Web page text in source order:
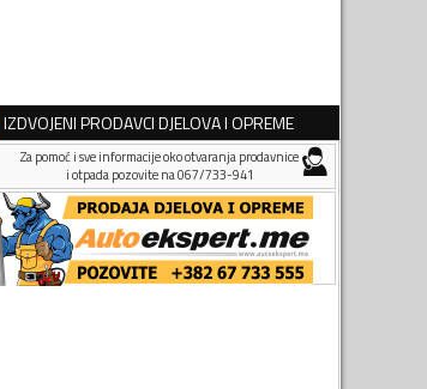
IZDVOJENI PRODAVCI DJELOVA I OPREME
Za pomoć i sve informacije oko otvaranja prodavnice
i otpada pozovite na 067/733-941